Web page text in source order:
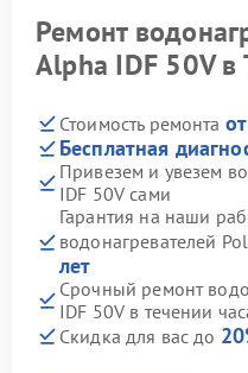
Ремонт
Alpha IDF 50V в
Стоимость ремонта
Бесплатная
Привезем и увезем
IDF 50V сами
Гарантия на наши
водонагревателей
лет
Срочный ремонт
IDF 50V в течении
Скидка для вас до